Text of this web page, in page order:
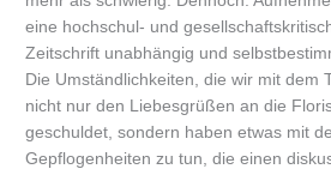
eine hochschul- und
Zeitschrift unabhängig und
Die Umständlichkeiten, die wir mit dem
nicht nur den Liebesgrüßen an die
geschuldet, sondern haben etwas mit
Gepflogenheiten zu tun, die einen